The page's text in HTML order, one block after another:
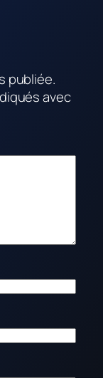
publiée.
avec